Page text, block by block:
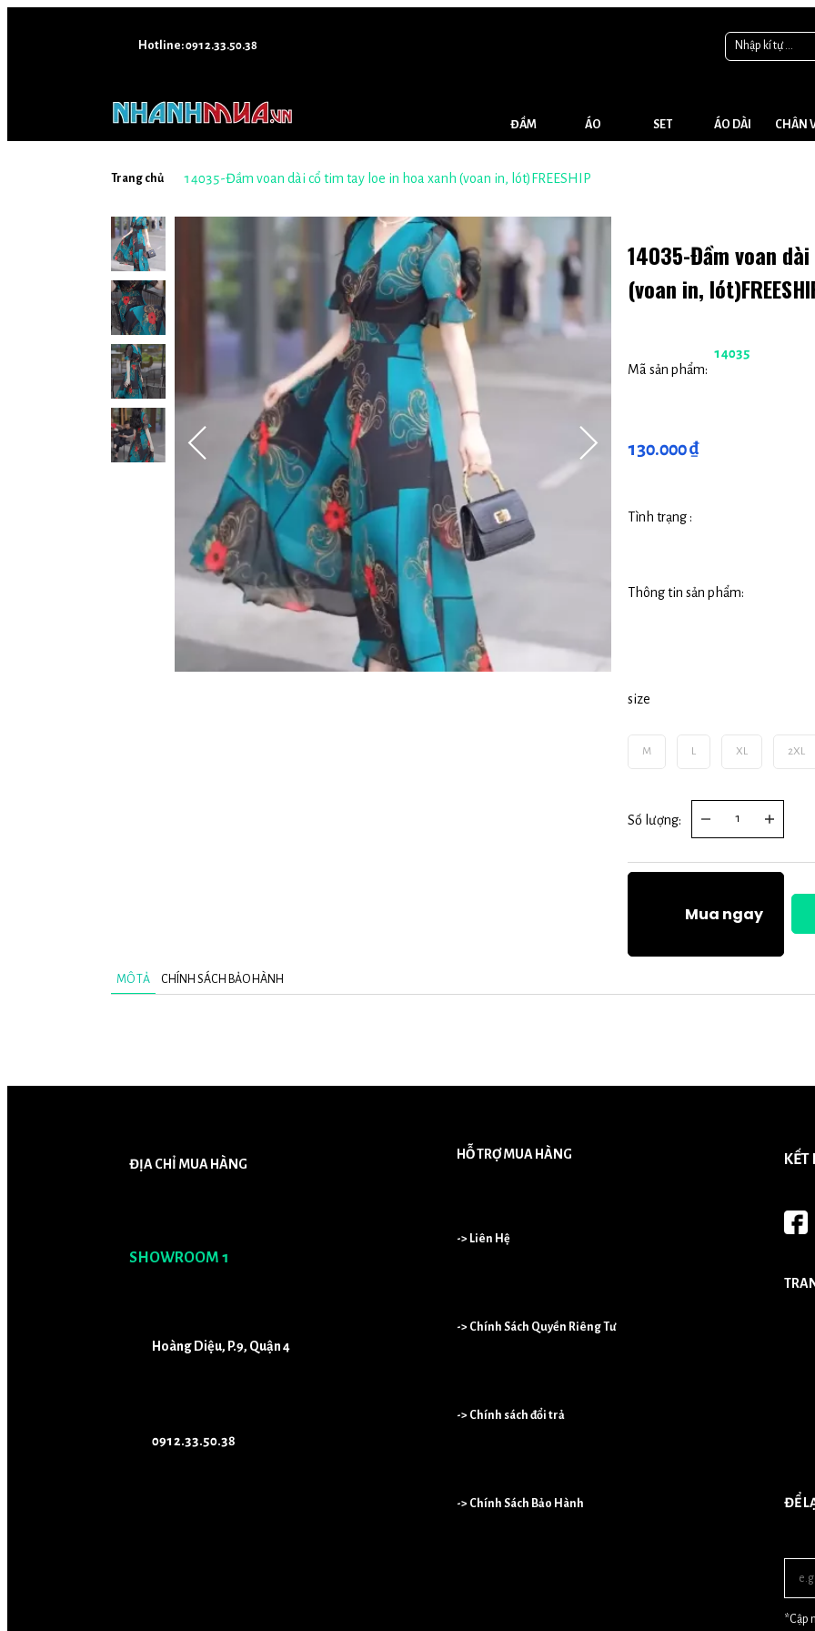
Hotline: 0912.33.50.38
ĐẦM ÁO SET ÁO DÀI CHÂN
Trang chủ 14035-Đầm voan dài cổ tim tay loe in hoa xanh (voan in, lót)FREESHIP
14035-Đầm voan
(voan in,
Mã sản phẩm:
14035
130.000 ₫
Tình trạng :
Thông tin sản phẩm:
size
M L XL 2XL
Số lượng:
Mua ngay
MÔ TẢ CHÍNH SÁCH BẢO HÀNH
ĐỊA CHỈ MUA HÀNG
SHOWROOM 1
Hoàng Diệu, P.9, Quận 4
0912.33.50.38
HỖ TRỢ MUA HÀNG
-> Liên Hệ
-> Chính Sách Quyền Riêng Tư
-> Chính sách đổi trả
-> Chính Sách Bảo Hành
KẾT
ĐỂ
*Cập